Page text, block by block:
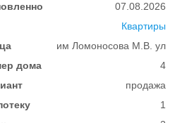
07.08.2026
Квартиры
им Ломоносова М.В. ул
дома
4
продажа
1